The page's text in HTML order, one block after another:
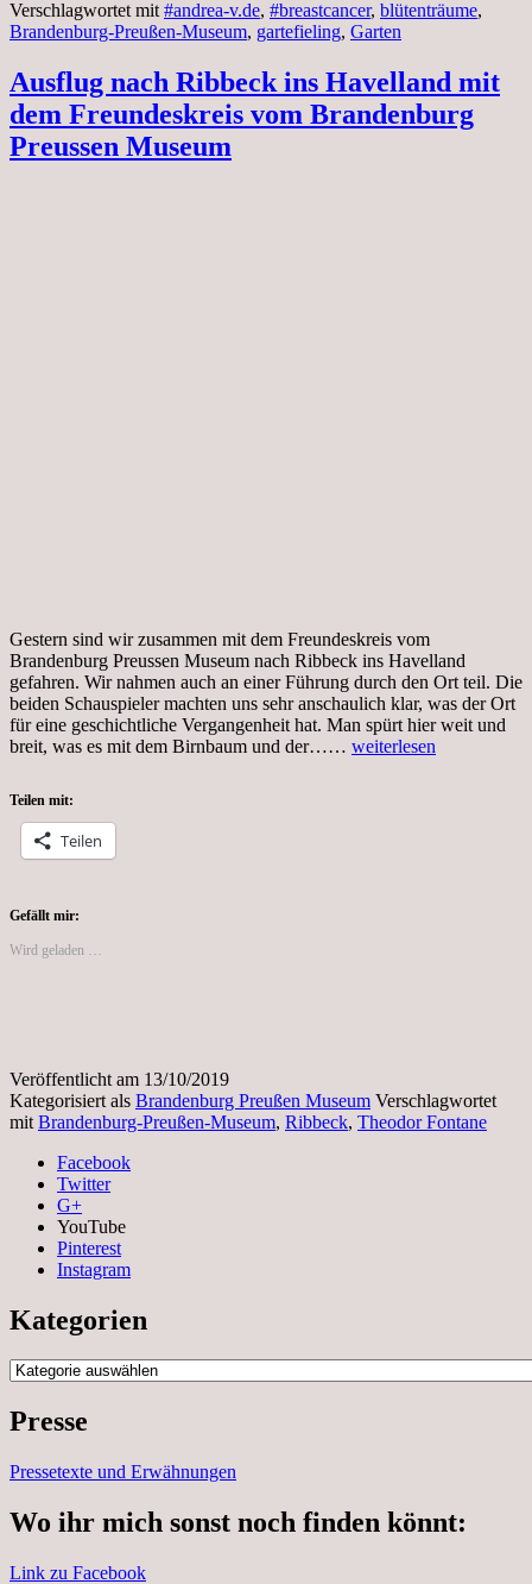
Verschlagwortet mit #andrea-v.de, #breastcancer, blütenträume,
Brandenburg-Preußen-Museum, gartefieling, Garten
Ausflug nach Ribbeck ins Havelland mit
dem Freundeskreis vom Brandenburg
Preussen Museum
Gestern sind wir zusammen mit dem Freundeskreis vom
Brandenburg Preussen Museum nach Ribbeck ins Havelland
gefahren. Wir nahmen auch an einer Führung durch den Ort teil. Die
beiden Schauspieler machten uns sehr anschaulich klar, was der Ort
für eine geschichtliche Vergangenheit hat. Man spürt hier weit und
breit, was es mit dem Birnbaum und der…… Ausflug
weiterlesen
Teilen mit:
Teilen
Gefällt mir:
Wird geladen …
Veröffentlicht am 13/10/2019
Kategorisiert als Brandenburg Preußen Museum Verschlagwortet
mit Brandenburg-Preußen-Museum, Ribbeck, Theodor Fontane
Facebook
Twitter
G+
YouTube
Pinterest
Instagram
Kategorien
Kategorien
Presse
Pressetexte und Erwähnungen
Wo ihr mich sonst noch finden könnt:
Link zu Facebook